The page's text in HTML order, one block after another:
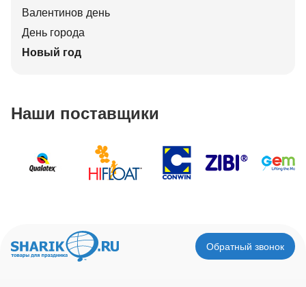
Валентинов день
День города
Новый год
Наши поставщики
Обратный звонок